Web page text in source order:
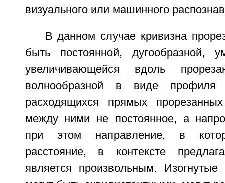
визуального или машинного
В данном случае кривизна
быть постоянной, дугообразной,
увеличивающейся вдоль
волнообразной в виде
расходящихся прямых
между ними не постоянное, а
при этом направление, в
расстояние, в контексте
является произвольным.